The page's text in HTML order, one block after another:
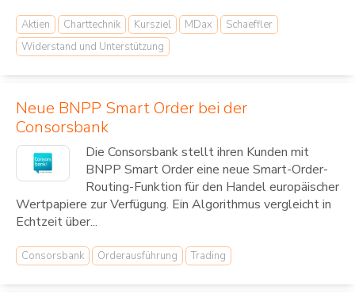
Aktien Charttechnik Kursziel MDax
Schaeffler
Widerstand und Unterstützung
Neue BNPP Smart Order bei der
Consorsbank
Die Consorsbank stellt ihren Kunden mit
BNPP Smart Order eine neue Smart-Order-
Routing-Funktion für den Handel europäischer
Wertpapiere zur Verfügung. Ein Algorithmus vergleicht in
Echtzeit über...
Consorsbank Orderausführung Trading